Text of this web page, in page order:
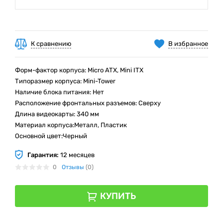
В избранное
К сравнению
Форм-фактор корпуса: Micro ATX, Mini ITX
Типоразмер корпуса: Mini-Tower
Наличие блока питания: Нет
Расположение фронтальных разъемов: Сверху
Длина видеокарты: 340 мм
Материал корпуса:Металл, Пластик
Основной цвет:Черный
Гарантия: 12 месяцев
0 Отзывы (0)
КУПИТЬ